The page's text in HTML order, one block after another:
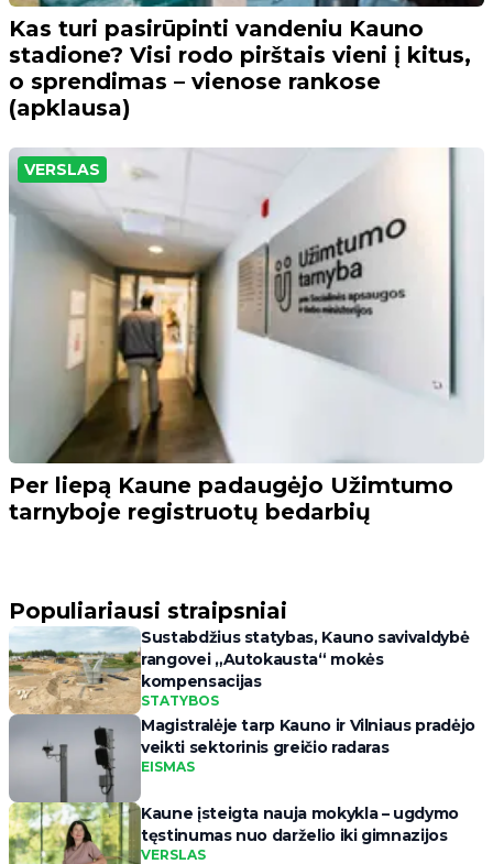
Kas turi pasirūpinti vandeniu Kauno
stadione? Visi rodo pirštais vieni į kitus,
o sprendimas – vienose rankose
(apklausa)
VERSLAS
Per liepą Kaune padaugėjo Užimtumo
tarnyboje registruotų bedarbių
Populiariausi straipsniai
Sustabdžius statybas, Kauno savivaldybė
rangovei „Autokausta“ mokės
kompensacijas
STATYBOS
Magistralėje tarp Kauno ir Vilniaus pradėjo
veikti sektorinis greičio radaras
EISMAS
Kaune įsteigta nauja mokykla – ugdymo
tęstinumas nuo darželio iki gimnazijos
VERSLAS